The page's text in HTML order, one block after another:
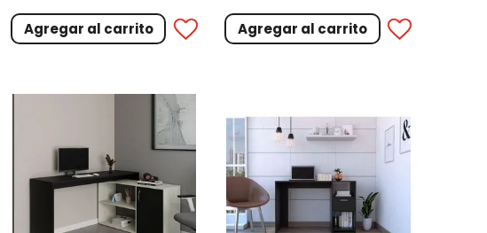
Agregar al carrito Agregar al carrito